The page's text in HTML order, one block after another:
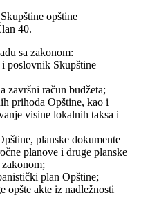
opštine
40.
sa zakonom:
poslovnik Skupštine
završni račun budžeta;
prihoda Opštine, kao i
visine lokalnih taksa i
planske dokumente
planove i druge planske
plan Opštine;
opšte akte iz nadležnosti